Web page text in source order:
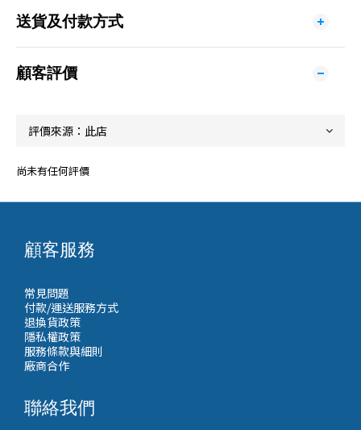
送貨及付款方式
顧客評價
尚未有任何評價
顧客服務
常見問題
付款/運送服務方式
退換貨政策
隱私權政策
服務條款與細則
廠商合作
聯絡我們